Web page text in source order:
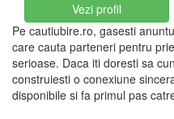
Vezi profil
Pe cautiubire.ro, gasesti
care cauta parteneri pentru
serioase. Daca iti doresti sa
construiesti o conexiune
disponibile si fa primul pas